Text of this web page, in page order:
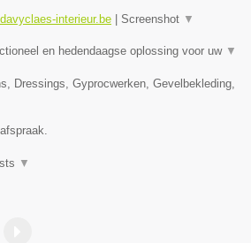
interieur.be Screenshot ▼
en hedendaagse oplossing voor uw ▼
Dressings, Gyprocwerken, Gevelbekleding,
▼